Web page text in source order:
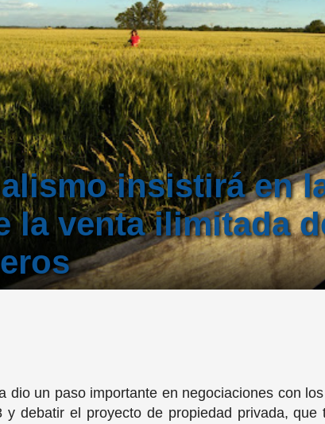
insistirá en
la venta ilimitada
dio un paso importante en negociaciones con
y debatir el proyecto de propiedad privada,